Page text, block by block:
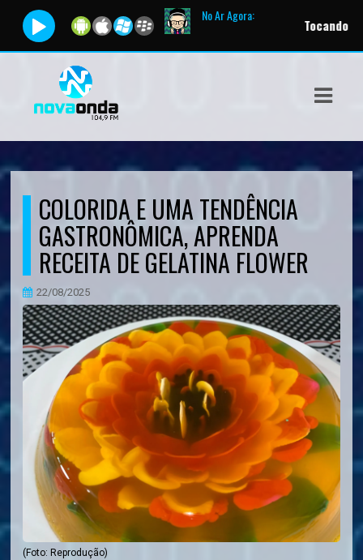
No Ar Agora:
Tocando agora:
COLORIDA E UMA TENDÊNCIA
GASTRONÔMICA, APRENDA
RECEITA DE GELATINA FLOWER
22/08/2025
(Foto: Reprodução)